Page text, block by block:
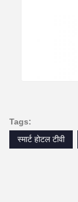
Tags:
स्मार्ट होटल टीवी